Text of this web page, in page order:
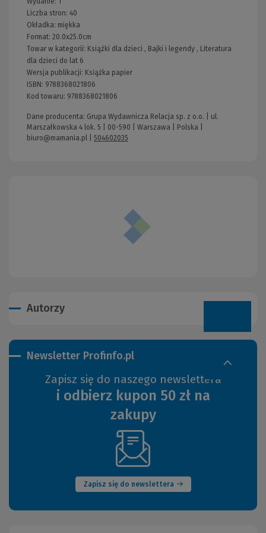
Liczba stron: 40
Okładka: miękka
Format: 20.0x25.0cm
Towar w kategorii: Książki dla dzieci , Bajki i legendy , Literatura
dla dzieci do lat 6
Wersja publikacji: Książka papier
ISBN: 9788368021806
Kod towaru: 9788368021806
Dane producenta: Grupa Wydawnicza Relacja sp. z o.o. | ul.
Marszałkowska 4 lok. 5 | 00-590 | Warszawa | Polska |
biuro@mamania.pl
504602035
Autorzy
Newsletter Profinfo.pl
Zapisz się do naszego newslettera
i odbierz kupon 50 zł na
zakupy
Zapisz się do newslettera
(Nowe
okno)